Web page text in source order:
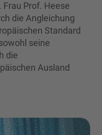
Frau Prof. Heese
die Angleichung
Standard
seine
die
Ausland